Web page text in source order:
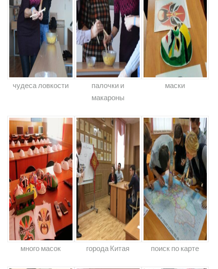
чудеса ловкости
палочки и
макароны
маски
много масок города Китая поиск по карте